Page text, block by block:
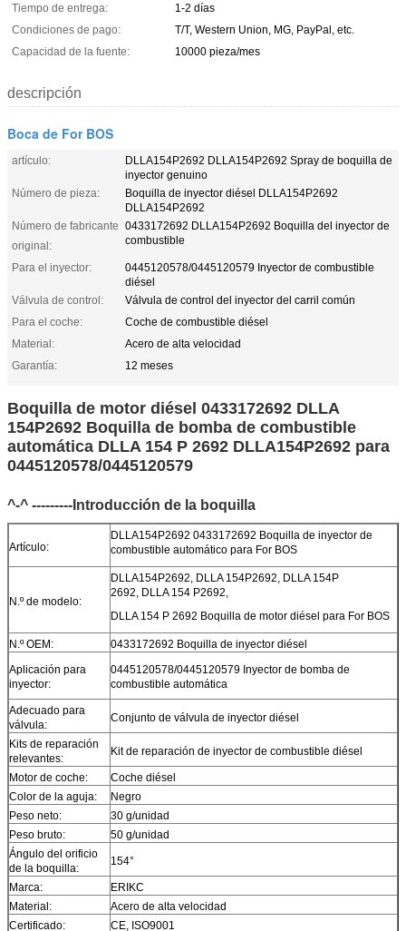
Tiempo de entrega:
1-2 días
Condiciones de pago:
T/T, Western Union, MG, PayPal, etc.
Capacidad de la fuente:
10000 pieza/mes
descripción
Boca de For BOS
artículo:
DLLA154P2692 DLLA154P2692 Spray de boquilla de
inyector genuino
Número de pieza:
Boquilla de inyector diésel DLLA154P2692
DLLA154P2692
Número de fabricante
original:
0433172692 DLLA154P2692 Boquilla del inyector de
combustible
Para el inyector:
0445120578/0445120579 Inyector de combustible
diésel
Válvula de control:
Válvula de control del inyector del carril común
Para el coche:
Coche de combustible diésel
Material:
Acero de alta velocidad
Garantía:
12 meses
Boquilla de motor diésel 0433172692 DLLA
154P2692 Boquilla de bomba de combustible
automática DLLA 154 P 2692 DLLA154P2692 para
0445120578/0445120579
^-^ ---------Introducción de la boquilla
Artículo:
DLLA154P2692 0433172692 Boquilla de inyector de
combustible automático para For BOS
N.º de modelo:
DLLA154P2692, DLLA 154P2692, DLLA 154P
2692, DLLA 154 P2692,
DLLA 154 P 2692 Boquilla de motor diésel para For BOS
N.º OEM:
0433172692 Boquilla de inyector diésel
Aplicación para
inyector:
0445120578/0445120579 Inyector de bomba de
combustible automática
Adecuado para
válvula:
Conjunto de válvula de inyector diésel
Kits de reparación
relevantes:
Kit de reparación de inyector de combustible diésel
Motor de coche:
Coche diésel
Color de la aguja:
Negro
Peso neto:
30 g/unidad
Peso bruto:
50 g/unidad
Ángulo del orificio
de la boquilla:
154°
Marca:
ERIKC
Material:
Acero de alta velocidad
Certificado:
CE, ISO9001